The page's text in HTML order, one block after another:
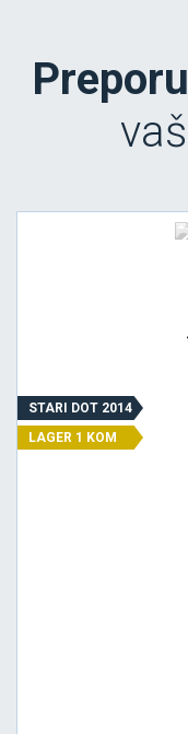
STARI DOT 2014
LAGER 1 KOM